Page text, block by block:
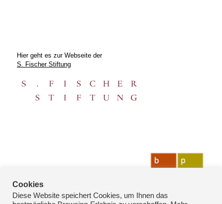
Hier geht es zur Webseite der
S. Fischer Stiftung
Cookies
Diese Website speichert Cookies, um Ihnen das